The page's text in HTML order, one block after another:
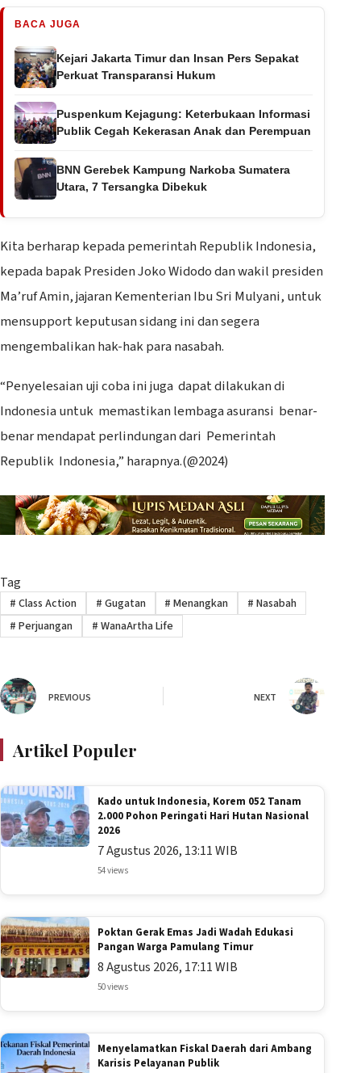
BACA JUGA
Kejari Jakarta Timur dan Insan Pers Sepakat
Perkuat Transparansi Hukum
Puspenkum Kejagung: Keterbukaan Informasi
Publik Cegah Kekerasan Anak dan Perempuan
BNN Gerebek Kampung Narkoba Sumatera
Utara, 7 Tersangka Dibekuk
Kita berharap kepada pemerintah Republik Indonesia,
kepada bapak Presiden Joko Widodo dan wakil presiden
Ma’ruf Amin, jajaran Kementerian Ibu Sri Mulyani, untuk
mensupport keputusan sidang ini dan segera
mengembalikan hak-hak para nasabah.
“Penyelesaian uji coba ini juga dapat dilakukan di
Indonesia untuk memastikan lembaga asuransi benar-
benar mendapat perlindungan dari Pemerintah
Republik Indonesia,” harapnya.(@2024)
Tag
# Class Action # Gugatan # Menangkan # Nasabah
# Perjuangan # WanaArtha Life
PREVIOUS NEXT
Artikel Populer
Kado untuk Indonesia, Korem 052 Tanam
2.000 Pohon Peringati Hari Hutan Nasional
2026
7 Agustus 2026, 13:11 WIB
54 views
Poktan Gerak Emas Jadi Wadah Edukasi
Pangan Warga Pamulang Timur
8 Agustus 2026, 17:11 WIB
50 views
Menyelamatkan Fiskal Daerah dari Ambang
Karisis Pelayanan Publik